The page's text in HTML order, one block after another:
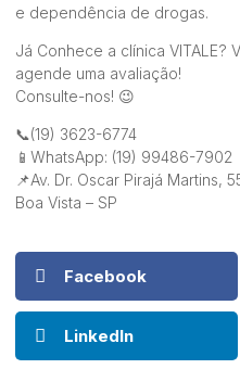
e dependência de drogas.
Já Conhece a clínica VITALE?
agende uma avaliação!
Consulte-nos! 😉
📞(19) 3623-6774
📱WhatsApp: (19) 99486-7902
📌Av. Dr. Oscar Pirajá Martins,
Boa Vista – SP
Facebook
LinkedIn